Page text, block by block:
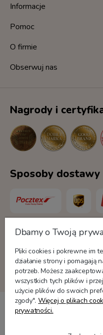
Informacje
Pomoc
O firmie
Obserwuj nas
Nagrody i
Sposoby dostawy
Formy płatności
Dbamy o Twoją
Pliki cookies i pokrewne im
działanie strony i pomagają
potrzeb. Możesz
wszystkich tych plików i
użycie plików do swoich
zgody". Więcej o plikach
prywatności.